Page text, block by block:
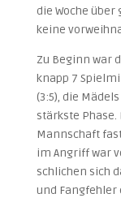
die Woche
keine
Zu Beginn war
knapp 7
(3:5), die
stärkste
Mannschaft
im Angriff war
schlichen sich
und Fangfehler